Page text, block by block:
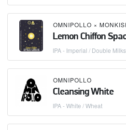
OMNIPOLLO ×
Lemon Chiffon
IPA - Imperial / Double
OMNIPOLLO
Cleansing White
IPA - White / Wheat